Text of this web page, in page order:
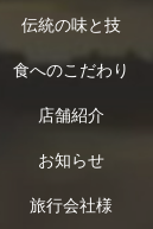
伝統の味と技
食へのこだわり
店舗紹介
お知らせ
旅行会社様